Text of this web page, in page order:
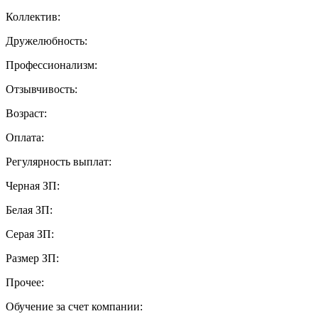
Коллектив:
Дружелюбность:
Профессионализм:
Отзывчивость:
Возраст:
Оплата:
Регулярность выплат:
Черная ЗП:
Белая ЗП:
Серая ЗП:
Размер ЗП:
Прочее:
Обучение за счет компании: